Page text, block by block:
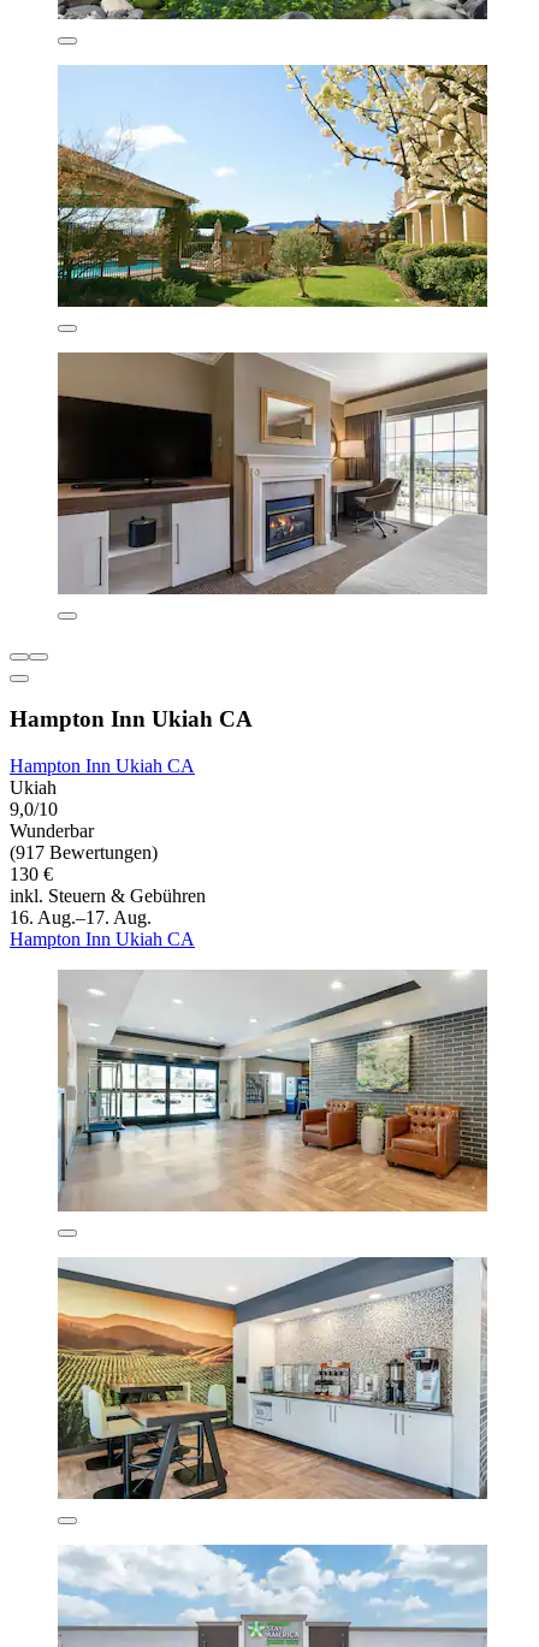
Hampton Inn Ukiah CA
Hampton Inn Ukiah CA
Ukiah
9,0/10
Wunderbar
(917 Bewertungen)
130 €
inkl. Steuern & Gebühren
16. Aug.–17. Aug.
Hampton Inn Ukiah CA